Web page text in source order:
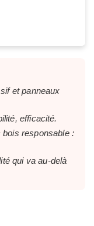
et panneaux
efficacité.
bois responsable :
qui va au-delà